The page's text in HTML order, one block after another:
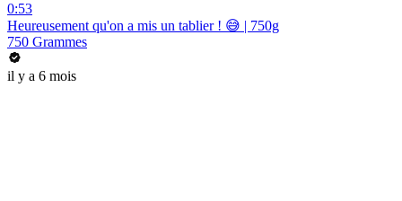
0:53
Heureusement qu'on a mis un tablier ! 😅 | 750g
750 Grammes
il y a 6 mois